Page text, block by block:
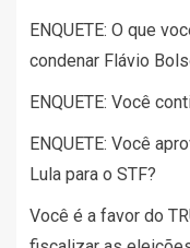
ENQUETE: O que
condenar Flávio
ENQUETE: Você
ENQUETE: Você
Lula para o STF?
Você é a favor do